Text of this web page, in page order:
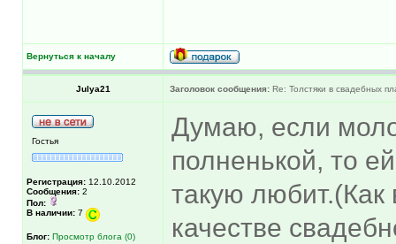
Вернуться к началу
Julya21 Заголовок сообщения: Re: Толстяки в свадебных
Гостья
Регистрация: 12.10.2012
Сообщения: 2
Пол:
В наличии: 7
Блог: Просмотр блога (0)
Думаю, если
полненькой, то
такую
качестве